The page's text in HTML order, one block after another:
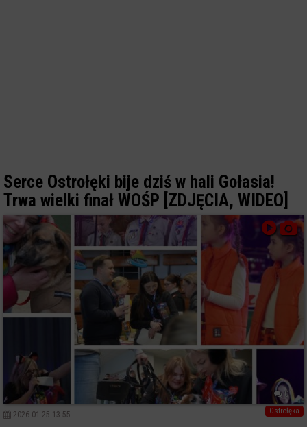
Serce Ostrołęki bije dziś w hali Gołasia!
Trwa wielki finał WOŚP [ZDJĘCIA, WIDEO]
0
Ostrołęka
2026-01-25 13:55